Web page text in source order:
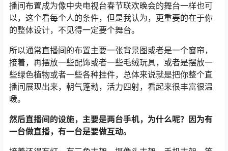
播间布置成为像中央电视台春节联欢晚会的舞台一样也可
以，这个看每个人的条件，但是我认为，更重要的在于你
的整体设计，不见得一定要个舞台。
所以通常直播间的布置主要一张背景图或者是一个窗帘，
接着，再摆放一些配饰或者一些毛绒玩具，或者是摆放一
些绿色植物或者一些各种挂件，总体来说就是把你整个直
播间展现出来，朝气蓬勃，活力四射，看起来很丰富很温
暖。
然后直播间的设施，主要是两台手机，为什么呢？因为有
一台做直播，有一台是要做互动。